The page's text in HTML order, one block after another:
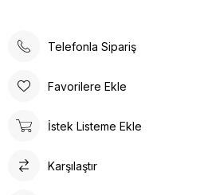
evde, günlük yaşamın her alanında
konforlu bir deneyim sunar. Günlük
tasarlanmıştır. Gün boyu rahat
sunar. İç tabanında kullanılan suni
Telefonla Sipariş
Favorilere Ekle
İstek Listeme Ekle
Karşılaştır